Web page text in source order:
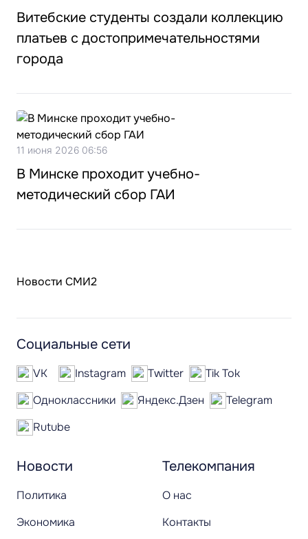
Витебские студенты создали коллекцию
платьев с достопримечательностями
города
11 июня 2026 06:56
В Минске проходит учебно-
методический сбор ГАИ
Новости СМИ2
Новости
Политика
Экономика
Телекомпания
О нас
Контакты
Социальные сети
VK Instagram Twitter
Tik Tok
Одноклассники
Яндекс.Дзен
Telegram
Rutube